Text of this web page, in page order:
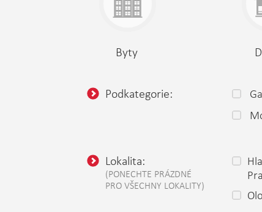
Byty
Podkategorie:
Lokalita:
(PONECHTE PRÁZDNÉ
PRO VŠECHNY LOKALITY)